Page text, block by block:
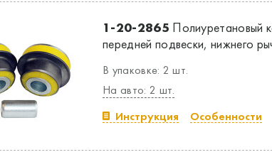
1-20-2865 Полиуретановый
передней подвески, нижнего
В упаковке: 2 шт.
На авто: 2 шт.
Инструкция
Особенности